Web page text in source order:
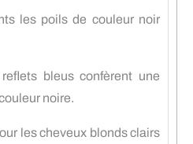
les poils de couleur noir
bleus confèrent une
noire.
les cheveux blonds clairs